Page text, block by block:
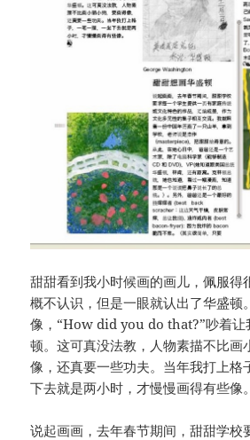
甜甜看到我小时候画的画儿，佩服得
概不认识，但是一眼就认出了华盛顿
像，“How did you do that?”吵着让
顿。这可真没法教，人物素描不比画
像，还真要一些功夫。当年我打上格
下去就是两小时，才慢慢画得有些像。
说起画画，去年春节期间，甜甜学校